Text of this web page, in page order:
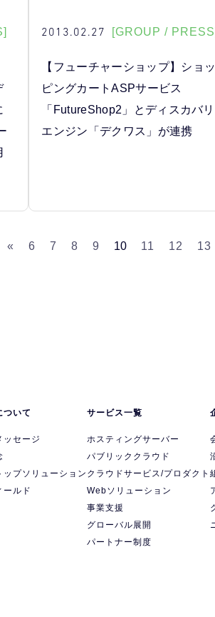
2013.02.27 [GROUP /
【フューチャーショップ】ショッ
ピングカートASPサービス
「FutureShop2」とディスカバ
エンジン「デクワス」が連携
« 6 7 8 9 10 11 12 13
ついて
ッセージ
ップソリューション
ールド
サービス一覧
ホスティングサーバー
パブリッククラウド
クラウドサービス/プロダクト
Webソリューション
事業支援
グローバル展開
パートナー制度